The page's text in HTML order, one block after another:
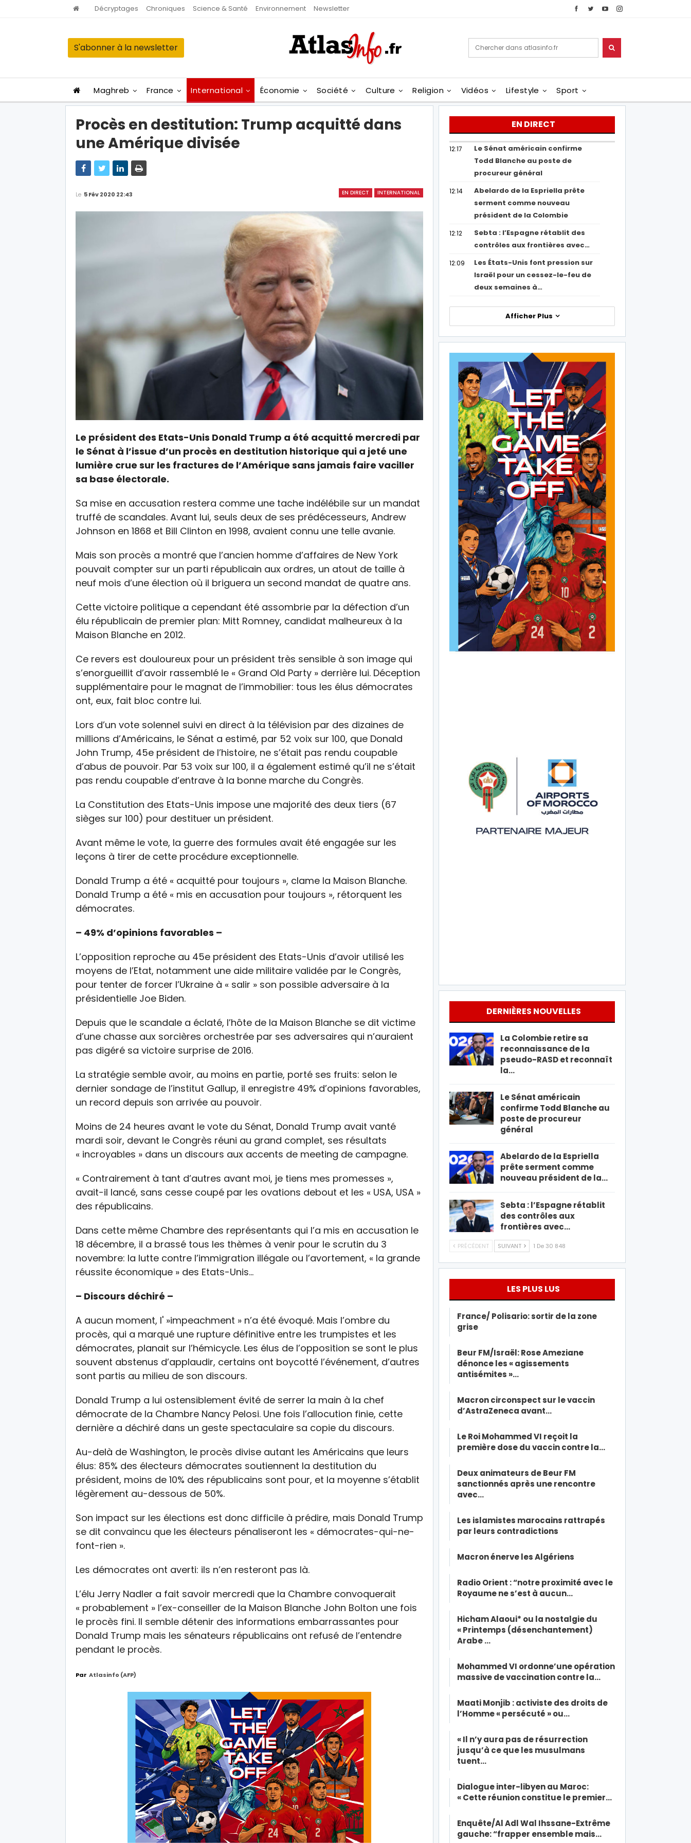
Décryptages Chroniques Science & Santé Environnement Newsletter
S'abonner à la newsletter
Maghreb France International Économie Société Culture Religion Vidéos Lifestyle Sport
Procès en destitution: Trump acquitté dans
une Amérique divisée
EN DIRECT INTERNATIONAL
Le 5 Fév 2020 22:43
Le président des Etats-Unis Donald Trump a été acquitté mercredi par
le Sénat à l’issue d’un procès en destitution historique qui a jeté une
lumière crue sur les fractures de l’Amérique sans jamais faire vaciller
sa base électorale.
Sa mise en accusation restera comme une tache indélébile sur un mandat
truffé de scandales. Avant lui, seuls deux de ses prédécesseurs, Andrew
Johnson en 1868 et Bill Clinton en 1998, avaient connu une telle avanie.
Mais son procès a montré que l’ancien homme d’affaires de New York
pouvait compter sur un parti républicain aux ordres, un atout de taille à
neuf mois d’une élection où il briguera un second mandat de quatre ans.
Cette victoire politique a cependant été assombrie par la défection d’un
élu républicain de premier plan: Mitt Romney, candidat malheureux à la
Maison Blanche en 2012.
Ce revers est douloureux pour un président très sensible à son image qui
s’enorgueillit d’avoir rassemblé le « Grand Old Party » derrière lui. Déception
supplémentaire pour le magnat de l’immobilier: tous les élus démocrates
ont, eux, fait bloc contre lui.
Lors d’un vote solennel suivi en direct à la télévision par des dizaines de
millions d’Américains, le Sénat a estimé, par 52 voix sur 100, que Donald
John Trump, 45e président de l’histoire, ne s’était pas rendu coupable
d’abus de pouvoir. Par 53 voix sur 100, il a également estimé qu’il ne s’était
pas rendu coupable d’entrave à la bonne marche du Congrès.
La Constitution des Etats-Unis impose une majorité des deux tiers (67
sièges sur 100) pour destituer un président.
Avant même le vote, la guerre des formules avait été engagée sur les
leçons à tirer de cette procédure exceptionnelle.
Donald Trump a été « acquitté pour toujours », clame la Maison Blanche.
Donald Trump a été « mis en accusation pour toujours », rétorquent les
démocrates.
– 49% d’opinions favorables –
L’opposition reproche au 45e président des Etats-Unis d’avoir utilisé les
moyens de l’Etat, notamment une aide militaire validée par le Congrès,
pour tenter de forcer l’Ukraine à « salir » son possible adversaire à la
présidentielle Joe Biden.
Depuis que le scandale a éclaté, l’hôte de la Maison Blanche se dit victime
d’une chasse aux sorcières orchestrée par ses adversaires qui n’auraient
pas digéré sa victoire surprise de 2016.
La stratégie semble avoir, au moins en partie, porté ses fruits: selon le
dernier sondage de l’institut Gallup, il enregistre 49% d’opinions favorables,
un record depuis son arrivée au pouvoir.
Moins de 24 heures avant le vote du Sénat, Donald Trump avait vanté
mardi soir, devant le Congrès réuni au grand complet, ses résultats
« incroyables » dans un discours aux accents de meeting de campagne.
« Contrairement à tant d’autres avant moi, je tiens mes promesses »,
avait-il lancé, sans cesse coupé par les ovations debout et les « USA, USA »
des républicains.
Dans cette même Chambre des représentants qui l’a mis en accusation le
18 décembre, il a brassé tous les thèmes à venir pour le scrutin du 3
novembre: la lutte contre l’immigration illégale ou l’avortement, « la grande
réussite économique » des Etats-Unis…
– Discours déchiré –
A aucun moment, l' »impeachment » n’a été évoqué. Mais l’ombre du
procès, qui a marqué une rupture définitive entre les trumpistes et les
démocrates, planait sur l’hémicycle. Les élus de l’opposition se sont le plus
souvent abstenus d’applaudir, certains ont boycotté l’événement, d’autres
sont partis au milieu de son discours.
Donald Trump a lui ostensiblement évité de serrer la main à la chef
démocrate de la Chambre Nancy Pelosi. Une fois l’allocution finie, cette
dernière a déchiré dans un geste spectaculaire sa copie du discours.
Au-delà de Washington, le procès divise autant les Américains que leurs
élus: 85% des électeurs démocrates soutiennent la destitution du
président, moins de 10% des républicains sont pour, et la moyenne s’établit
légèrement au-dessous de 50%.
Son impact sur les élections est donc difficile à prédire, mais Donald Trump
se dit convaincu que les électeurs pénaliseront les « démocrates-qui-ne-
font-rien ».
Les démocrates ont averti: ils n’en resteront pas là.
L’élu Jerry Nadler a fait savoir mercredi que la Chambre convoquerait
« probablement » l’ex-conseiller de la Maison Blanche John Bolton une fois
le procès fini. Il semble détenir des informations embarrassantes pour
Donald Trump mais les sénateurs républicains ont refusé de l’entendre
pendant le procès.
Par Atlasinfo (AFP)
EN DIRECT
12:17
Le Sénat américain confirme
Todd Blanche au poste de
procureur général
12:14
Abelardo de la Espriella prête
serment comme nouveau
président de la Colombie
12:12
Sebta : l’Espagne rétablit des
contrôles aux frontières avec…
12:09
Les États-Unis font pression sur
Israël pour un cessez-le-feu de
deux semaines à…
Afficher Plus
DERNIÈRES NOUVELLES
La Colombie retire sa
reconnaissance de la
pseudo-RASD et reconnaît
la…
Le Sénat américain
confirme Todd Blanche au
poste de procureur
général
Abelardo de la Espriella
prête serment comme
nouveau président de la…
Sebta : l’Espagne rétablit
des contrôles aux
frontières avec…
PRÉCÉDENT SUIVANT 1 De 30 848
LES PLUS LUS
France/ Polisario: sortir de la zone
grise
Beur FM/Israël: Rose Ameziane
dénonce les « agissements
antisémites »…
Macron circonspect sur le vaccin
d’AstraZeneca avant…
Le Roi Mohammed VI reçoit la
première dose du vaccin contre la…
Deux animateurs de Beur FM
sanctionnés après une rencontre
avec…
Les islamistes marocains rattrapés
par leurs contradictions
Macron énerve les Algériens
Radio Orient : “notre proximité avec le
Royaume ne s’est à aucun…
Hicham Alaoui* ou la nostalgie du
« Printemps (désenchantement)
Arabe …
Mohammed VI ordonne’une opération
massive de vaccination contre la…
Maati Monjib : activiste des droits de
l’Homme « persécuté » ou…
« Il n’y aura pas de résurrection
jusqu’à ce que les musulmans
tuent…
Dialogue inter-libyen au Maroc:
« Cette réunion constitue le premier…
Enquête/Al Adl Wal Ihssane-Extrême
gauche: “frapper ensemble mais…